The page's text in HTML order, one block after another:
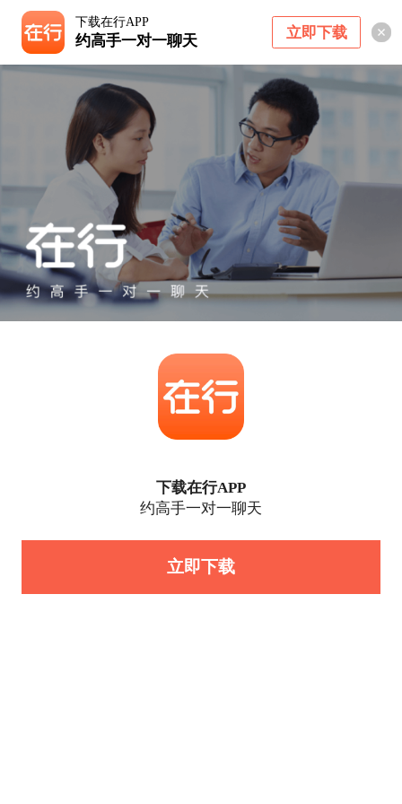
下载在行APP
约高手一对一聊天 立即下载
下载在行APP
约高手一对一聊天
立即下载